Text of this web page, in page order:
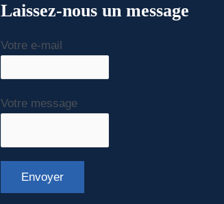
Laissez-nous un message
Votre e-mail
Votre message